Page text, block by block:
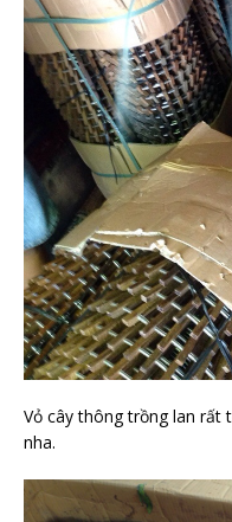
Vỏ cây thông trồng lan rất
nha.